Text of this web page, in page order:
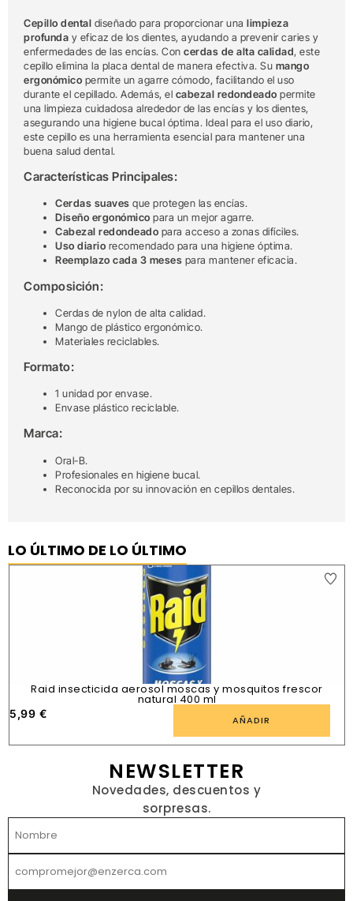
Cepillo dental diseñado para proporcionar una limpieza
profunda y eficaz de los dientes, ayudando a prevenir caries y
enfermedades de las encías. Con cerdas de alta calidad, este
cepillo elimina la placa dental de manera efectiva. Su mango
ergonómico permite un agarre cómodo, facilitando el uso
durante el cepillado. Además, el cabezal redondeado permite
una limpieza cuidadosa alrededor de las encías y los dientes,
asegurando una higiene bucal óptima. Ideal para el uso diario,
este cepillo es una herramienta esencial para mantener una
buena salud dental.
Características Principales:
Cerdas suaves que protegen las encías.
Diseño ergonómico para un mejor agarre.
Cabezal redondeado para acceso a zonas difíciles.
Uso diario recomendado para una higiene óptima.
Reemplazo cada 3 meses para mantener eficacia.
Composición:
Cerdas de nylon de alta calidad.
Mango de plástico ergonómico.
Materiales reciclables.
Formato:
1 unidad por envase.
Envase plástico reciclable.
Marca:
Oral-B.
Profesionales en higiene bucal.
Reconocida por su innovación en cepillos dentales.
LO ÚLTIMO DE LO ÚLTIMO
Raid insecticida aerosol moscas y mosquitos frescor
natural 400 ml
5,99 € AÑADIR
NEWSLETTER
Novedades, descuentos y
sorpresas.